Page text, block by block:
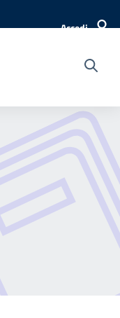
Accedi